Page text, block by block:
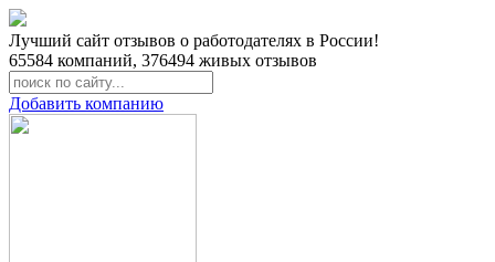
Лучший сайт отзывов о работодателях в России!
65584 компаний, 376494 живых отзывов
Добавить компанию